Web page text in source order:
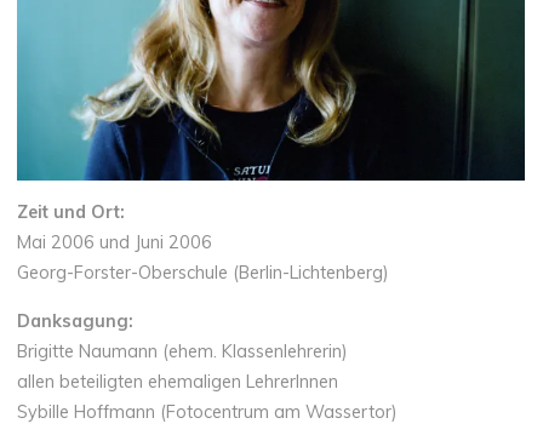
Zeit und Ort:
Mai 2006 und Juni 2006
Georg-Forster-Oberschule (Berlin-Lichtenberg)
Danksagung:
Brigitte Naumann (ehem. Klassenlehrerin)
allen beteiligten ehemaligen LehrerInnen
Sybille Hoffmann (Fotocentrum am Wassertor)